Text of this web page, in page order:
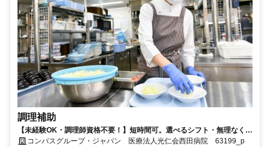
調理補助
【未経験OK・調理師資格不要！】短時間可。選べるシフト・無理なく安
定ワーク！
コンパスグループ・ジャパン 医療法人光仁会西田病院 63199_p